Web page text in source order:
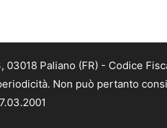
Paliano (FR) - Codice
Non può pertanto